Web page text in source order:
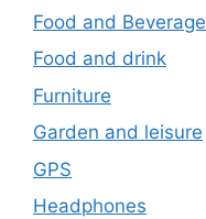
Food and Beverage
Food and drink
Furniture
Garden and leisure
GPS
Headphones